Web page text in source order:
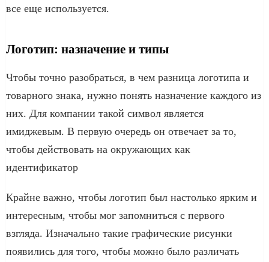
все еще используется.
Логотип: назначение и типы
Чтобы точно разобраться, в чем разница логотипа и
товарного знака, нужно понять назначение каждого из
них. Для компании такой символ является
имиджевым. В первую очередь он отвечает за то,
чтобы действовать на окружающих как
идентификатор
Крайне важно, чтобы логотип был настолько ярким и
интересным, чтобы мог запомниться с первого
взгляда. Изначально такие графические рисунки
появились для того, чтобы можно было различать